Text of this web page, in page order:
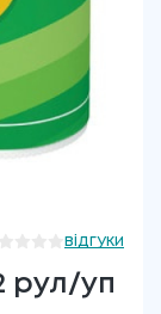
відгуки
рул/уп